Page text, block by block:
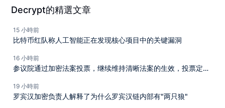
Decrypt的精選文章
15 小時前
比特币红队称人工智能正在发现核心项目中的关键漏洞
16 小時前
参议院通过加密法案投票，继续维持清晰法案的生效，投票定于
19 小時前
罗宾汉加密负责人解释了为什么罗宾汉链内部有"两只狼"